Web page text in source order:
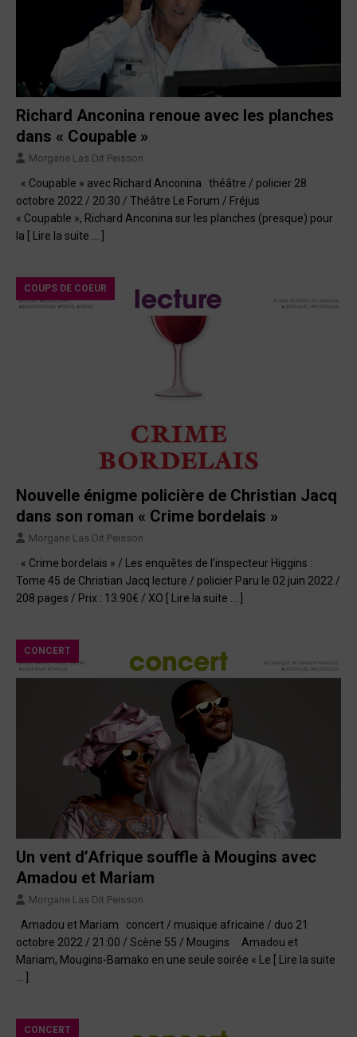
Richard Anconina renoue avec les planches
dans « Coupable »
Morgane Las Dit Peisson
« Coupable » avec Richard Anconina théâtre / policier 28
octobre 2022 / 20:30 / Théâtre Le Forum / Fréjus
« Coupable », Richard Anconina sur les planches (presque) pour
la
[ Lire la suite … ]
COUPS DE COEUR
Nouvelle énigme policière de Christian Jacq
dans son roman « Crime bordelais »
Morgane Las Dit Peisson
« Crime bordelais » / Les enquêtes de l’inspecteur Higgins :
Tome 45 de Christian Jacq lecture / policier Paru le 02 juin 2022 /
208 pages / Prix : 13.90€ / XO
[ Lire la suite … ]
CONCERT
Un vent d’Afrique souffle à Mougins avec
Amadou et Mariam
Morgane Las Dit Peisson
Amadou et Mariam concert / musique africaine / duo 21
octobre 2022 / 21:00 / Scène 55 / Mougins Amadou et
Mariam, Mougins-Bamako en une seule soirée « Le
[ Lire la suite
CONCERT